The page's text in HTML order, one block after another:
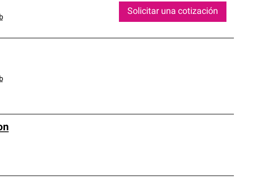
Solicitar una cotización